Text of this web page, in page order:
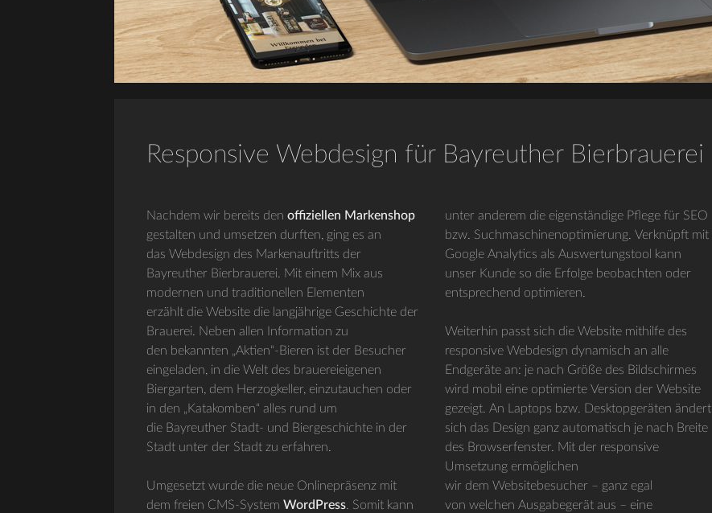
Responsive Webdesign für Bayreuther Bierbrauerei
Nachdem wir bereits den offiziellen Markenshop
gestalten und umsetzen durften, ging es an
das Webdesign des Markenauftritts der
Bayreuther Bierbrauerei. Mit einem Mix aus
modernen und traditionellen Elementen
erzählt die Website die langjährige Geschichte der
Brauerei. Neben allen Information zu
den bekannten „Aktien“-Bieren ist der Besucher
eingeladen, in die Welt des brauereieigenen
Biergarten, dem Herzogkeller, einzutauchen oder
in den „Katakomben“ alles rund um
die Bayreuther Stadt- und Biergeschichte in der
Stadt unter der Stadt zu erfahren.
Umgesetzt wurde die neue Onlinepräsenz mit
dem freien CMS-System WordPress. Somit kann
unter anderem die eigenständige Pflege für SEO
bzw. Suchmaschinenoptimierung. Verknüpft mit
Google Analytics als Auswertungstool kann
unser Kunde so die Erfolge beobachten oder
entsprechend optimieren.
Weiterhin passt sich die Website mithilfe des
responsive Webdesign dynamisch an alle
Endgeräte an: je nach Größe des Bildschirmes
wird mobil eine optimierte Version der Website
gezeigt. An Laptops bzw. Desktopgeräten ändert
sich das Design ganz automatisch je nach Breite
des Browserfenster. Mit der responsive
Umsetzung ermöglichen
wir dem Websitebesucher – ganz egal
von welchen Ausgabegerät aus – eine